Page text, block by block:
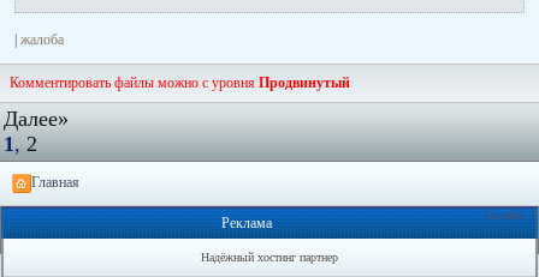
жалоба
Комментировать файлы можно с уровня Продвинутый
Далее»
1, 2
Главная
Онлайн: 1
Реклама
Надёжный хостинг партнер